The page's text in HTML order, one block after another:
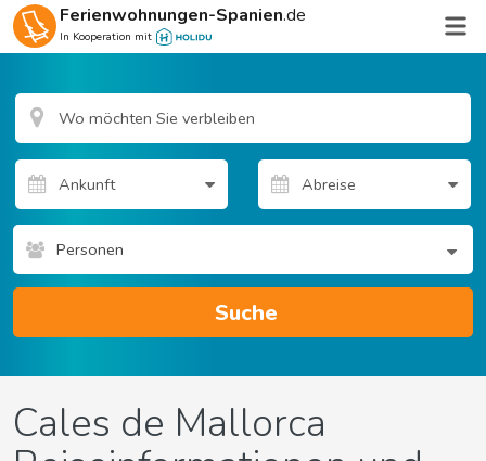
Ferienwohnungen-Spanien.de
In Kooperation mit
Personen
Suche
Cales de Mallorca